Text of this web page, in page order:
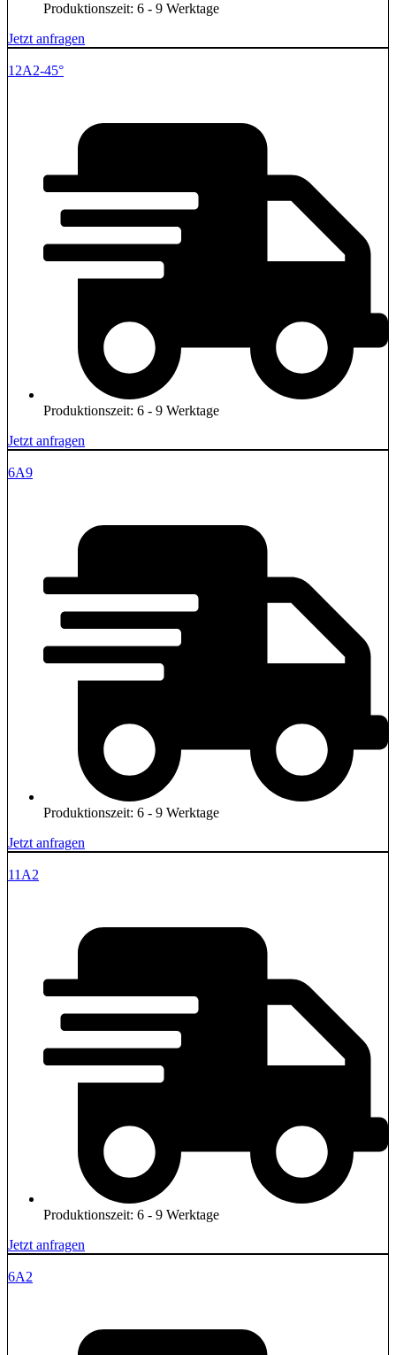
Produktionszeit: 6 - 9 Werktage
Jetzt anfragen
12A2-45°
Produktionszeit: 6 - 9 Werktage
Jetzt anfragen
6A9
Produktionszeit: 6 - 9 Werktage
Jetzt anfragen
11A2
Produktionszeit: 6 - 9 Werktage
Jetzt anfragen
6A2